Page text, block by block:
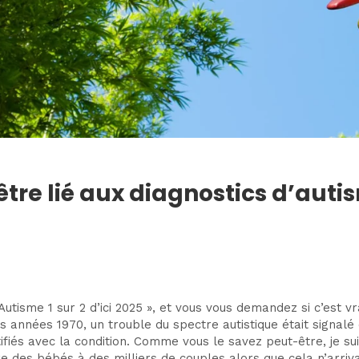
lié aux diagnostics
1 sur 2 d’ici 2025 », et vous vous demandez si
1970, un trouble du spectre autistique était signalé
avec la condition. Comme vous le savez peut-être, je